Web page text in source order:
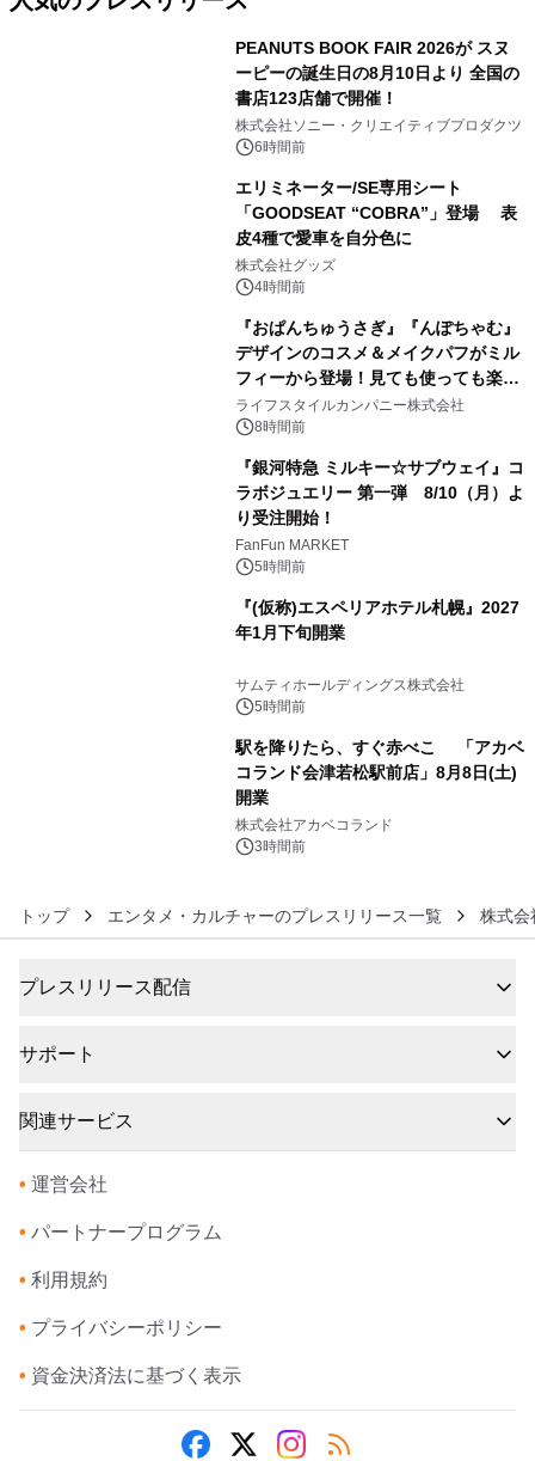
PEANUTS BOOK FAIR 2026が スヌ
ーピーの誕生日の8月10日より 全国の
書店123店舗で開催！
株式会社ソニー・クリエイティブプロダクツ
6時間前
エリミネーター/SE専用シート
「GOODSEAT “COBRA”」登場 表
皮4種で愛車を自分色に
株式会社グッズ
4時間前
『おぱんちゅうさぎ』『んぽちゃむ』
デザインのコスメ＆メイクパフがミル
フィーから登場！見ても使っても楽し
い、ポップでキュートなコレクショ
ン。
ライフスタイルカンパニー株式会社
8時間前
『銀河特急 ミルキー☆サブウェイ』コ
ラボジュエリー 第一弾 8/10（月）よ
り受注開始！
FanFun MARKET
5時間前
『(仮称)エスペリアホテル札幌』2027
年1月下旬開業
サムティホールディングス株式会社
5時間前
駅を降りたら、すぐ赤べこ 「アカベ
コランド会津若松駅前店」8月8日(土)
開業
株式会社アカベコランド
3時間前
トップ エンタメ・カルチャーのプレスリリース一覧 株式会
プレスリリース配信
サポート
関連サービス
• 運営会社
• パートナープログラム
• 利用規約
• プライバシーポリシー
• 資金決済法に基づく表示